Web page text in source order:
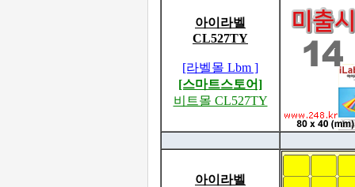
아이라벨
CL527TY
[라벨몰 Lbm ]
[스마트스토어]
비트몰 CL527TY
아이라벨